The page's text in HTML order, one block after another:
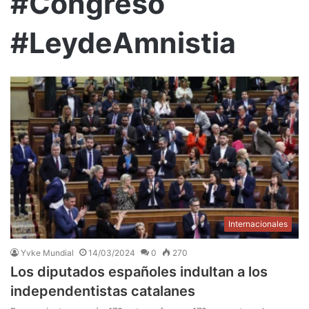
#LeydeAmnistia
Internacionales
Yvke Mundial 14/03/2024 0 270
Los diputados españoles indultan a los
independentistas catalanes